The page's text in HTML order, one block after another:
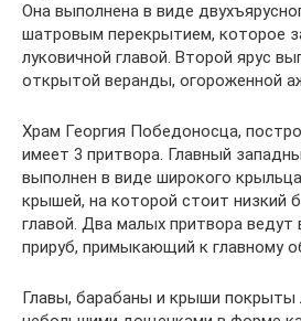
Она выполнена в виде
шатровым перекрытием, которое
луковичной главой. Второй ярус
открытой веранды, огороженной
Храм Георгия Победоносца,
имеет 3 притвора. Главный
выполнен в виде широкого
крышей, на которой стоит низкий
главой. Два малых притвора
прируб, примыкающий к главному
Главы, барабаны и крыши